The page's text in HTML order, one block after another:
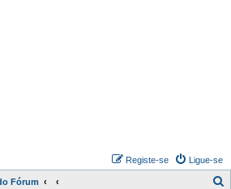
Ligue-se
Registe-se
Fórum